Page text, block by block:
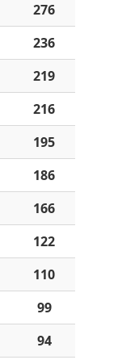
276
236
219
216
195
186
166
122
110
99
94